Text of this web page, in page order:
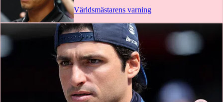
Världsmästarens varning